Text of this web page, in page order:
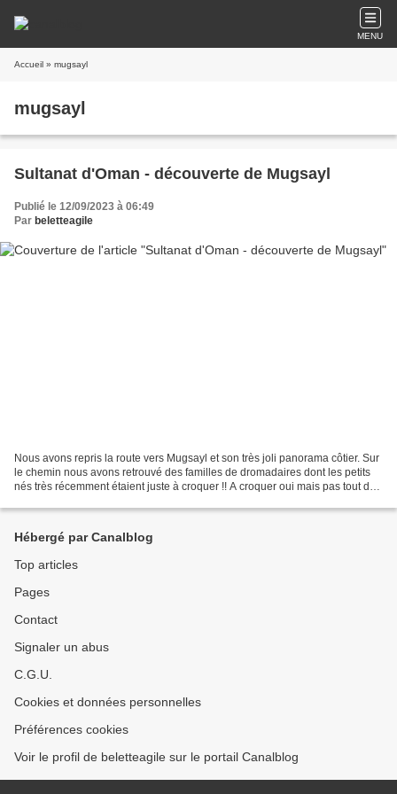
MENU
Accueil » mugsayl
mugsayl
Sultanat d'Oman - découverte de Mugsayl
Publié le 12/09/2023 à 06:49
Par beletteagile
Nous avons repris la route vers Mugsayl et son très joli panorama côtier. Sur
le chemin nous avons retrouvé des familles de dromadaires dont les petits
nés très récemment étaient juste à croquer !! A croquer oui mais pas tout de
Hébergé par Canalblog
Top articles
Pages
Contact
Signaler un abus
C.G.U.
Cookies et données personnelles
Préférences cookies
Voir le profil de beletteagile sur le portail Canalblog